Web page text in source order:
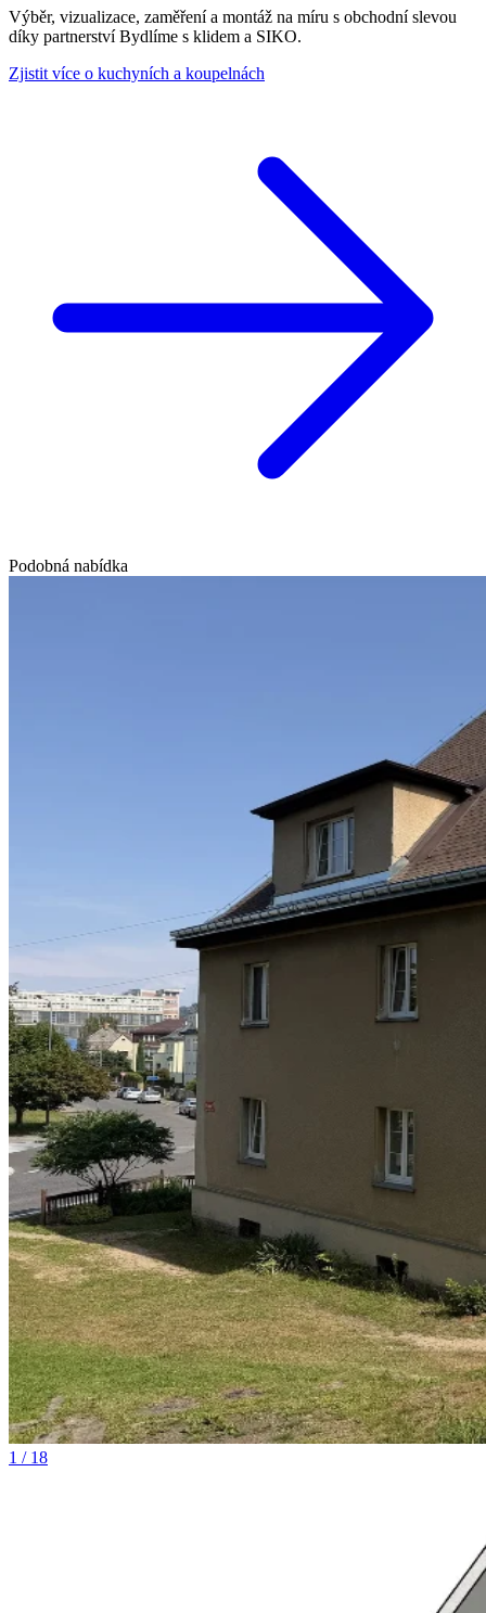
Výběr, vizualizace, zaměření a montáž na míru s obchodní slevou
díky partnerství Bydlíme s klidem a SIKO.
Zjistit více o kuchyních a koupelnách
Podobná nabídka
1 / 18